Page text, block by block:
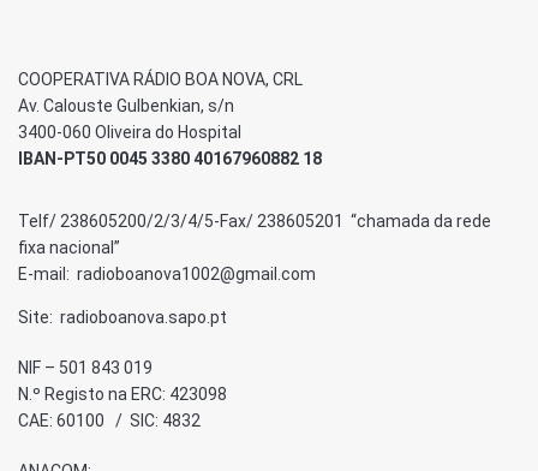
COOPERATIVA RÁDIO BOA NOVA, CRL
Av. Calouste Gulbenkian, s/n
3400-060 Oliveira do Hospital
IBAN-PT50 0045 3380 40167960882 18
Telf/ 238605200/2/3/4/5-Fax/ 238605201 “chamada da rede
fixa nacional”
E-mail: radioboanova1002@gmail.com
Site: radioboanova.sapo.pt
NIF – 501 843 019
N.º Registo na ERC: 423098
CAE: 60100 / SIC: 4832